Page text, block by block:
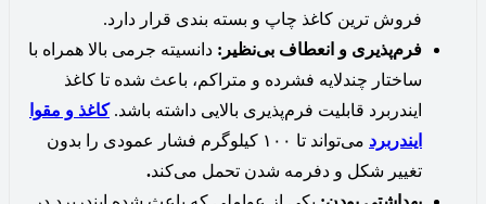
فروش ترین کاغذ چاپ و بسته بندی قرار دارد.
فرم‌پذیری و انعطاف بی‌نظیر: دانسیته جرمی بالا همراه با
ساختار چندلایه فشرده و متراکم، باعث شده تا کاغذ
ایندربرد قابلیت فرم‌پذیری بالایی داشته باشد.کاغذ و مقوا
ایندربرد
می‌تواند تا ۱۰۰ کیلوگرم فشار عمودی را بدون
تغییر شکل و دفرمه شدن تحمل می‌کند.